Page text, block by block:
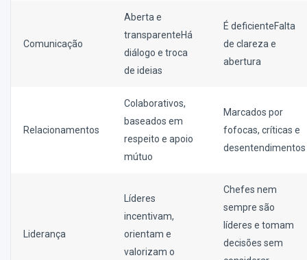
Comunicação
Aberta e
transparenteHá
diálogo e troca
de ideias
É deficienteFalta
de clareza e
abertura
Relacionamentos
Colaborativos,
baseados em
respeito e apoio
mútuo
Marcados por
fofocas, críticas e
desentendimentos
Liderança
Líderes
incentivam,
orientam e
valorizam o
Chefes nem
sempre são
líderes e tomam
decisões sem